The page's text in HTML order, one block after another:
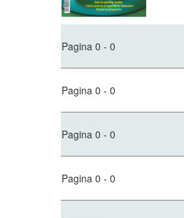
Pagina 0 - 0
Pagina 0 - 0
Pagina 0 - 0
Pagina 0 - 0